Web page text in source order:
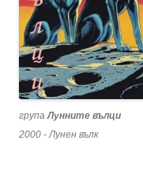
групаЛунните вълци
2000 - Лунен вълк